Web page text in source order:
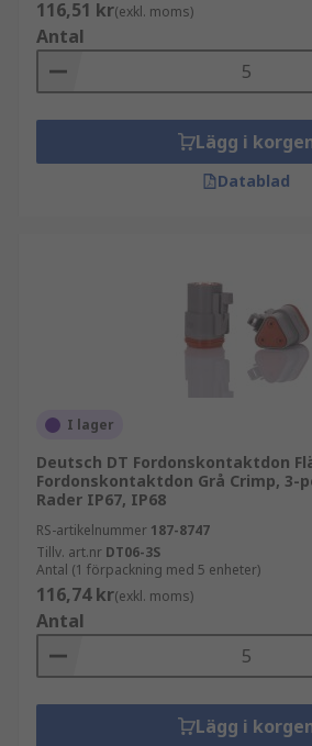
116,51 kr(exkl. moms)
Antal
Lägg i
Datablad
I lager
Deutsch DT Fordonskontaktdon
Fordonskontaktdon Grå Crimp, 3-
Rader IP67, IP68
RS-artikelnummer 187-8747
Tillv. art.nr DT06-3S
Antal (1 förpackning med 5 enheter)
116,74 kr(exkl. moms)
Antal
Lägg i